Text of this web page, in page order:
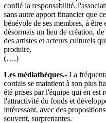
confié la responsabilité,
sans autre apport financier que
bénévole de ses membres, à être
désormais un lieu de création,
des artistes et acteurs culturels
produire.
(….)
Les médiathèques.- La
cordais se maintient à son plus
été prises par l'équipe qui en est
l'attractivité du fonds et
intéressant, avec des
souvent, surprenantes.